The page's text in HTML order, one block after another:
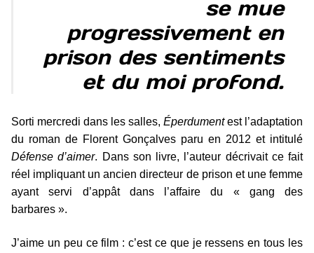
se mue
progressivement en
prison des sentiments
et du moi profond.
Sorti mercredi dans les salles, Éperdumentest l’adaptation
du roman de Florent Gonçalves paru en 2012 et intitulé
Défense d’aimer. Dans son livre, l’auteur décrivait ce fait
réel impliquant un ancien directeur de prison et une femme
ayant servi d’appât dans l’affaire du « gang des
barbares ».
J’aime un peu ce film : c’est ce que je ressens en tous les